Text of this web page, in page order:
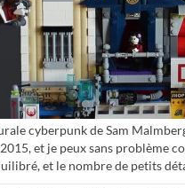
cyberpunk de Sam
et je peux sans problème
et le nombre de petits